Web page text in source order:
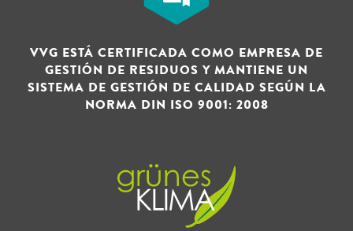
VVG ESTÁ CERTIFICADA COMO EMPRESA DE
GESTIÓN DE RESIDUOS Y MANTIENE UN
SISTEMA DE GESTIÓN DE CALIDAD SEGÚN LA
NORMA DIN ISO 9001: 2008